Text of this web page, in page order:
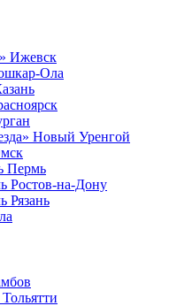
Ижевск
Ола
Новый Уренгой
Пермь
Ростов-на-Дону
Рязань
Тольятти